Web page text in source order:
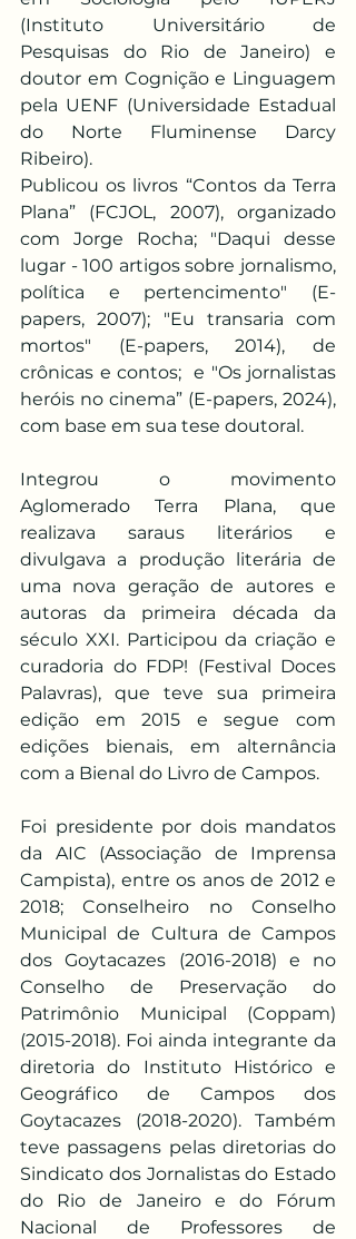
(Instituto Universitário de
Pesquisas do Rio de Janeiro) e
doutor em Cognição e Linguagem
pela UENF (Universidade Estadual
do Norte Fluminense Darcy
Ribeiro).
Publicou os livros “Contos da Terra
Plana” (FCJOL, 2007), organizado
com Jorge Rocha; "Daqui desse
lugar - 100 artigos sobre jornalismo,
política e pertencimento" (E-
papers, 2007); "Eu transaria com
mortos" (E-papers, 2014), de
crônicas e contos;  e "Os jornalistas
heróis no cinema” (E-papers, 2024),
com base em sua tese doutoral.
Integrou o movimento
Aglomerado Terra Plana, que
realizava saraus literários e
divulgava a produção literária de
uma nova geração de autores e
autoras da primeira década da
século XXI. Participou da criação e
curadoria do FDP! (Festival Doces
Palavras), que teve sua primeira
edição em 2015 e segue com
edições bienais, em alternância
com a Bienal do Livro de Campos.
Foi presidente por dois mandatos
da AIC (Associação de Imprensa
Campista), entre os anos de 2012 e
2018; Conselheiro no Conselho
Municipal de Cultura de Campos
dos Goytacazes (2016-2018) e no
Conselho de Preservação do
Patrimônio Municipal (Coppam)
(2015-2018). Foi ainda integrante da
diretoria do Instituto Histórico e
Geográfico de Campos dos
Goytacazes (2018-2020). Também
teve passagens pelas diretorias do
Sindicato dos Jornalistas do Estado
do Rio de Janeiro e do Fórum
Nacional de Professores de